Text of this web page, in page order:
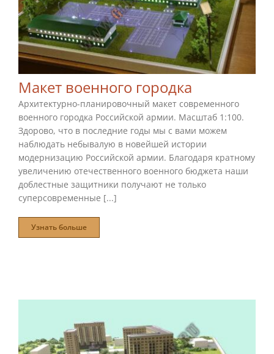
Макет военного городка
Архитектурно-планировочный макет современного
военного городка Российской армии. Масштаб 1:100.
Здорово, что в последние годы мы с вами можем
наблюдать небывалую в новейшей истории
модернизацию Российской армии. Благодаря кратному
увеличению отечественного военного бюджета наши
доблестные защитники получают не только
суперсовременные [...]
Узнать больше